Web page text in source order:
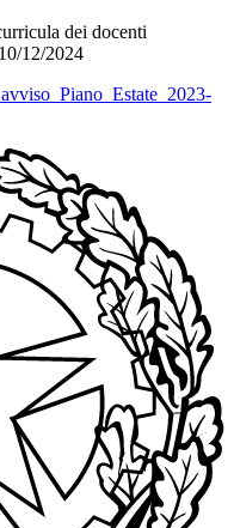
dei docenti
12/2024